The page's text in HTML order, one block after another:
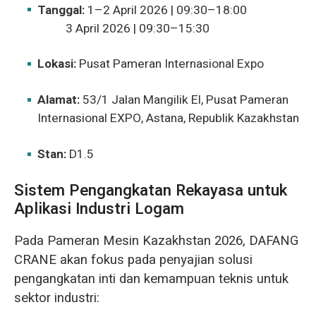
Tanggal: 1–2 April 2026 | 09:30–18:00
3 April 2026 | 09:30–15:30
Lokasi: Pusat Pameran Internasional Expo
Alamat: 53/1 Jalan Mangilik El, Pusat Pameran
Internasional EXPO, Astana, Republik Kazakhstan
Stan: D1.5
Sistem Pengangkatan Rekayasa untuk
Aplikasi Industri Logam
Pada Pameran Mesin Kazakhstan 2026, DAFANG
CRANE akan fokus pada penyajian solusi
pengangkatan inti dan kemampuan teknis untuk
sektor industri: